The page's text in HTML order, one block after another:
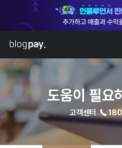
도움이 필요
고객센터